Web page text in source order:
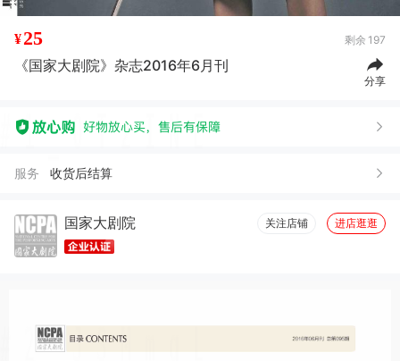
¥25 剩余 197
《国家大剧院》杂志2016年6月刊
分享
服务 收货后结算
国家大剧院 关注店铺 进店逛逛